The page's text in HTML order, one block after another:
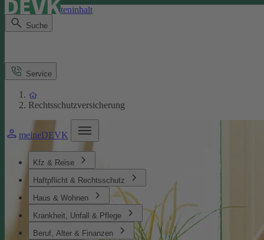
Direkt zum Seiteninhalt
Suche
meineDEVK
Kfz & Reise
Haftpflicht & Rechtsschutz
Haus & Wohnen
Krankheit, Unfall & Pflege
Beruf, Alter & Finanzen
Service
Rechtsschutzversicherung